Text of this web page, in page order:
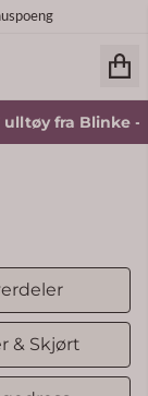
Blinke -Shop her
& Skjørt